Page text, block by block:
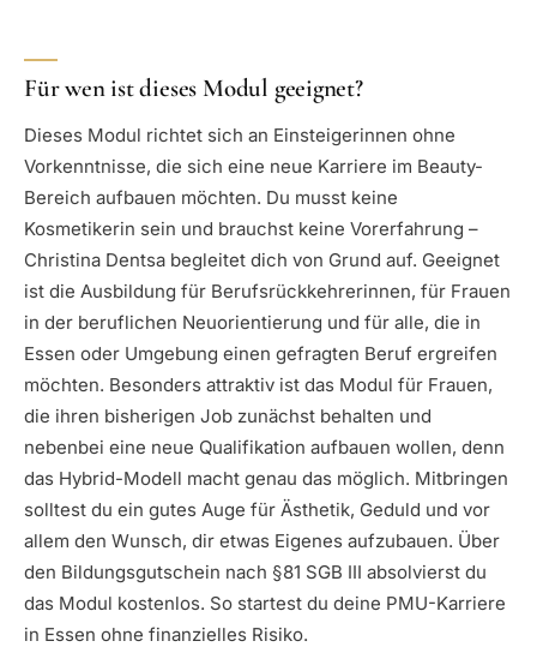
Für wen ist dieses Modul geeignet?
Dieses Modul richtet sich an Einsteigerinnen ohne
Vorkenntnisse, die sich eine neue Karriere im Beauty-
Bereich aufbauen möchten. Du musst keine
Kosmetikerin sein und brauchst keine Vorerfahrung –
Christina Dentsa begleitet dich von Grund auf. Geeignet
ist die Ausbildung für Berufsrückkehrerinnen, für Frauen
in der beruflichen Neuorientierung und für alle, die in
Essen oder Umgebung einen gefragten Beruf ergreifen
möchten. Besonders attraktiv ist das Modul für Frauen,
die ihren bisherigen Job zunächst behalten und
nebenbei eine neue Qualifikation aufbauen wollen, denn
das Hybrid-Modell macht genau das möglich. Mitbringen
solltest du ein gutes Auge für Ästhetik, Geduld und vor
allem den Wunsch, dir etwas Eigenes aufzubauen. Über
den Bildungsgutschein nach §81 SGB III absolvierst du
das Modul kostenlos. So startest du deine PMU-Karriere
in Essen ohne finanzielles Risiko.